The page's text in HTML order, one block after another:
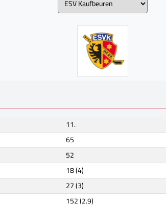
11.
65
52
18 (4)
27 (3)
152 (2.9)